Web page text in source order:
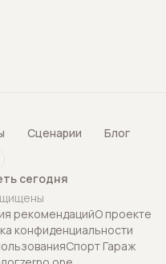
Сценарии Блог
сегодня
рекомендацийО проекте
конфиденциальности
Спорт Гараж